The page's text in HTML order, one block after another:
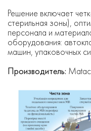
Решение включает
стерильная зоны),
персонала и
оборудования:
машин, упаковочных
Производитель: